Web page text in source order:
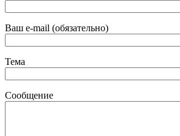
Ваш e-mail (обязательно)
Тема
Сообщение